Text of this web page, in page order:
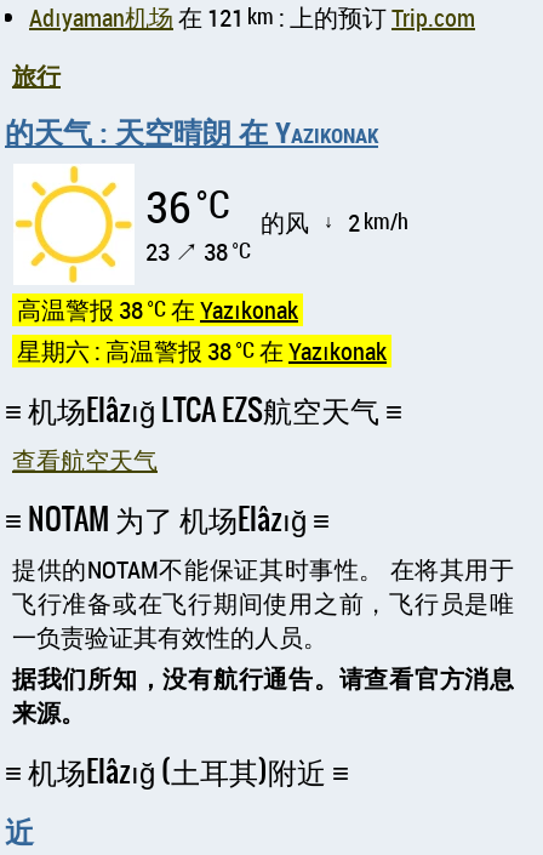
Adıyaman机场在 121 km : 上的预订Trip.com
旅行
的天气 : 天空晴朗 在 Yazıkonak
36°C
23 ↗ 38°C
的风 ↑ 2km/h
高温警报 38°C在Yazıkonak
星期六 : 高温警报 38°C在Yazıkonak
机场Elâzığ LTCA EZS航空天气
查看航空天气
NOTAM 为了 机场Elâzığ
提供的NOTAM不能保证其时事性。 在将其用于
飞行准备或在飞行期间使用之前，飞行员是唯
一负责验证其有效性的人员。
据我们所知，没有航行通告。请查看官方消息
来源。
机场Elâzığ (土耳其)附近
近